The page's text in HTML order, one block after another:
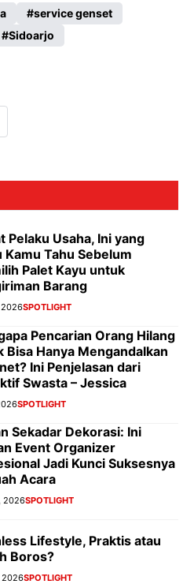
service genset
Sidoarjo
Pelaku Usaha, Ini yang
Kamu Tahu Sebelum
Palet Kayu untuk
Barang
2026SPOTLIGHT
Pencarian Orang Hilang
Bisa Hanya Mengandalkan
Ini Penjelasan dari
Swasta – Jessica
SPOTLIGHT
Sekadar Dekorasi: Ini
Event Organizer
Jadi Kunci Suksesnya
Acara
2026SPOTLIGHT
Lifestyle, Praktis atau
Boros?
2026SPOTLIGHT